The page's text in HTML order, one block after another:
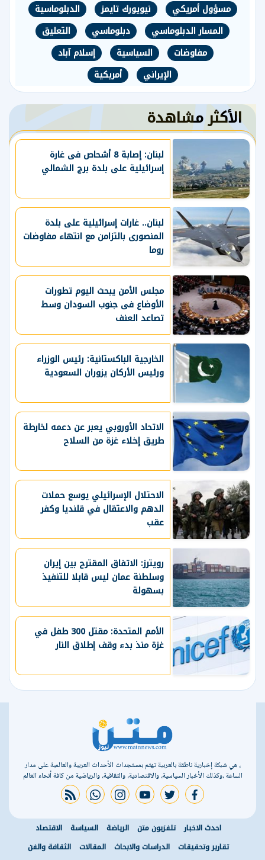
مسؤول أمريكي نيويورك تايمز
الدبلوماسية
المسار الدبلوماسي
دبلوماسي
التعليق
مفاوضات
السياسية
إسلام آباد
الإيراني
أمريكية
الأكثر مشاهدة
لبنان: إصابة 8 أشحاص فى غارة
إسرائيلية على بلدة برج الشمالي
لبنان.. غارات إسرائيلية على بلدة
المنصورى بالتزامن مع انتهاء مفاوضات
روما
مجلس الأمن يبحث اليوم تطورات
الأوضاع فى جنوب السودان وسط
تصاعد العنف
الخارجية الباكستانية: رئيس الوزراء
ورئيس الأركان يزوران السعودية
الاتحاد الأوروبي يعبر عن دعمه لخارطة
طريق إخلاء غزة من السلاح
الاحتلال الإسرائيلي يوسع حملات
الدهم والاعتقال في قلنديا وكفر
عقب
رويترز: الاتفاق المقترح بين إيران
وسلطنة عمان ليس قابلا للتنفيذ
بسهولة
الأمم المتحدة: مقتل 300 طفل في
غزة منذ بدء وقف إطلاق النار
، هي شبكة إخبارية ناطقة بالعربية تهتم بمستجدات الأحداث العربية والعالمية على مدار
الساعة ،وكذلك الأخبار السياسية، والاقتصادية، والثقافية، والرياضية من كافة أنحاء العالم
facebook
twitter
youtube
instagram
whatsapp
rss feed
احدث الاخبار تلفزيون متن الرياضة السياسة
الاقتصاد
تقارير وتحقيقات
الدراسات والابحاث المقالات
الثقافة والفن